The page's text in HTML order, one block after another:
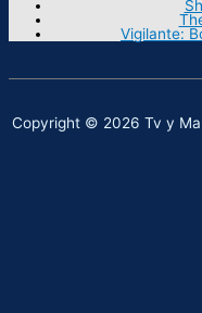
Vigilante:
Copyright © 2026 Tv y